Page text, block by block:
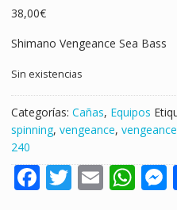
38,00€
Shimano Vengeance Sea Bass
Sin existencias
Categorías: Cañas, Equipos
spinning, vengeance,
240
F T E W